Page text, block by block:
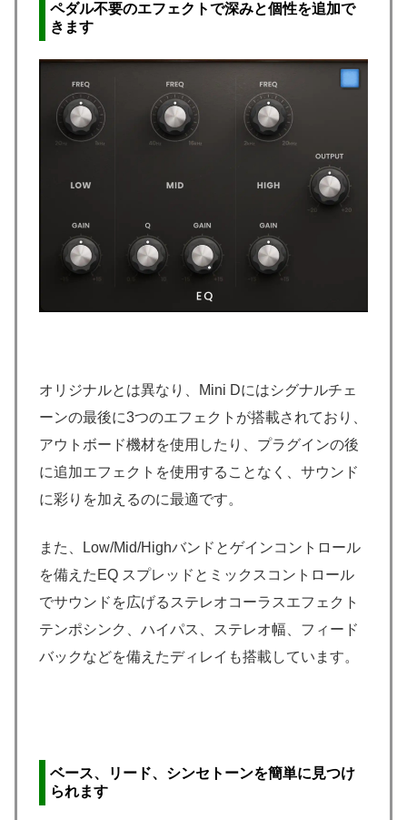
ペダル不要のエフェクトで深みと個性を追加で
きます
オリジナルとは異なり、Mini Dにはシグナルチェ
ーンの最後に3つのエフェクトが搭載されており、
アウトボード機材を使用したり、プラグインの後
に追加エフェクトを使用することなく、サウンド
に彩りを加えるのに最適です。
また、Low/Mid/Highバンドとゲインコントロール
を備えたEQ スプレッドとミックスコントロール
でサウンドを広げるステレオコーラスエフェクト
テンポシンク、ハイパス、ステレオ幅、フィード
バックなどを備えたディレイも搭載しています。
ベース、リード、シンセトーンを簡単に見つけ
られます